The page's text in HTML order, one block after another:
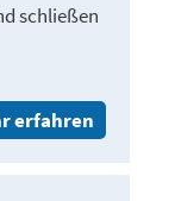
schließen
erfahren